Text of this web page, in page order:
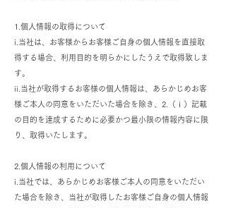
1.個人情報の取得について
i.当社は、お客様からお客様ご自身の個人情報を直接取
得する場合、利用目的を明らかにしたうえで取得致しま
す。
ii.当社が取得するお客様の個人情報は、あらかじめお客
様ご本人の同意をいただいた場合を除き、2.（ⅰ）記載
の目的を達成するために必要かつ最小限の情報内容に限
り、取得いたします。
2.個人情報の利用について
i.当社では、あらかじめお客様ご本人の同意をいただい
た場合を除き、当社が取得したお客様ご自身の個人情報